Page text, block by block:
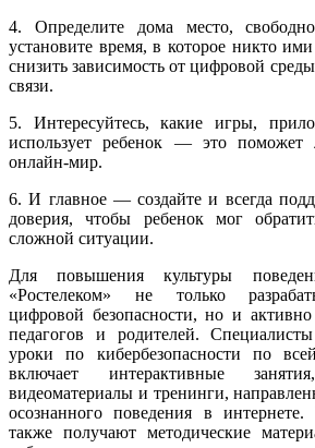
4. Определите дома место,
установите время, в которое никто
снизить зависимость от цифровой
связи.
5. Интересуйтесь, какие игры,
использует ребенок — это поможет
онлайн-мир.
6. И главное — создайте и всегда
доверия, чтобы ребенок мог
сложной ситуации.
Для повышения культуры
«Ростелеком» не только
цифровой безопасности, но и активно
педагогов и родителей.
уроки по кибербезопасности по
включает интерактивные
видеоматериалы и тренинги,
осознанного поведения в
также получают методические